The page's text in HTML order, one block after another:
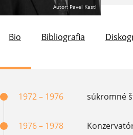
Autor: Pavel Kastl
Bio Bibliografia
1972 – 1976 súkromné
1976 – 1978